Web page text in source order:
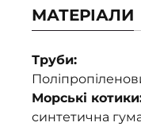
МАТЕРІАЛИ
Труби:
Морські
синтетична